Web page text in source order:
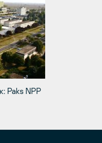
Paks NPP